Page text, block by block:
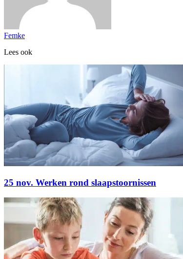
Femke
Lees ook
25 nov. Werken rond slaapstoornissen